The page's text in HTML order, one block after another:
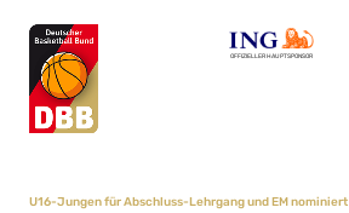
OFFIZIELLER HAUPTSPONSOR
U16-Jungen für Abschluss-Lehrgang und EM nominiert